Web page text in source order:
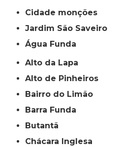
cidade monções
jardim São Saveiro
Água Funda
Alto da Lapa
Alto de Pinheiros
Bairro do Limão
Barra Funda
Butantã
Chácara Inglesa